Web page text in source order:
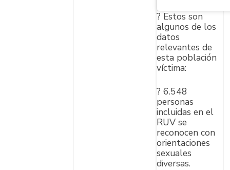
? Estos son
algunos de los
datos
relevantes de
esta población
víctima:
? 6.548
personas
incluidas en el
RUV se
reconocen con
orientaciones
sexuales
diversas.